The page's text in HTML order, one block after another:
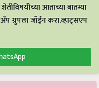
आताच्या बातम्या
ग्रुपला जॉईन करा.व्हाट्सएप